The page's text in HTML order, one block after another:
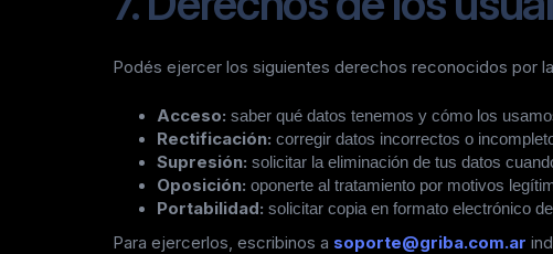
Podés ejercer los siguientes derechos reconocidos por
Acceso: saber qué datos tenemos y cómo los
Rectificación: corregir datos incorrectos o
Supresión: solicitar la eliminación de tus datos
Oposición: oponerte al tratamiento por motivos
Portabilidad: solicitar copia en formato electrónico
Para ejercerlos, escribinos a soporte@griba.com.ar